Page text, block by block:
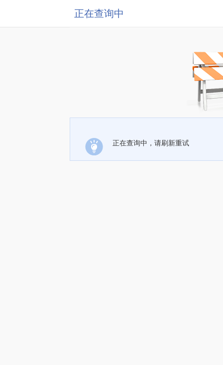
正在查询中
正在查询中，请刷新重试